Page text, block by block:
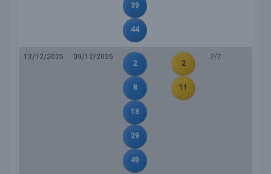
39
44
12/12/2025
09/12/2025
2
8
13
29
49
2
11
7/7